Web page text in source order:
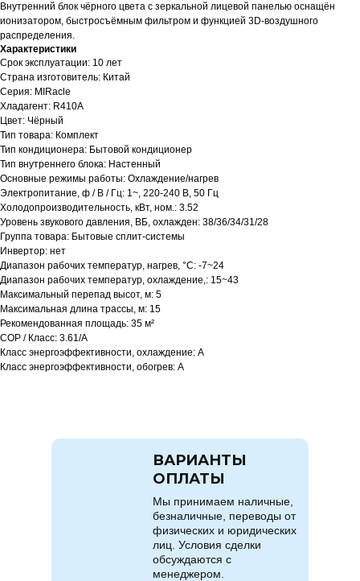
Внутренний блок чёрного цвета с зеркальной лицевой панелью оснащён
ионизатором, быстросъёмным фильтром и функцией 3D-воздушного
распределения.
Характеристики
Срок эксплуатации: 10 лет
Страна изготовитель: Китай
Серия: MIRacle
Хладагент: R410A
Цвет: Чёрный
Тип товара: Комплект
Тип кондиционера: Бытовой кондиционер
Тип внутреннего блока: Настенный
Основные режимы работы: Охлаждение/нагрев
Электропитание, ф / В / Гц: 1~, 220-240 В, 50 Гц
Холодопроизводительность, кВт, ном.: 3.52
Уровень звукового давления, ВБ, охлажден: 38/36/34/31/28
Группа товара: Бытовые сплит-системы
Инвертор: нет
Диапазон рабочих температур, нагрев, °C: -7~24
Диапазон рабочих температур, охлаждение,: 15~43
Максимальный перепад высот, м: 5
Максимальная длина трассы, м: 15
Рекомендованная площадь: 35 м²
COP / Класс: 3.61/A
Класс энергоэффективности, охлаждение: A
Класс энергоэффективности, обогрев: A
Мы принимаем наличные,
безналичные, переводы от
физических и юридических
лиц. Условия сделки
обсуждаются с
менеджером.
ВАРИАНТЫ
ОПЛАТЫ